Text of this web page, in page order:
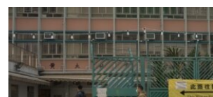
Skip
to
Search
AMERICAS
ASIA
EUROPE
MIDDLE EAST
HUMAN RIGHTS
SECURITY AND DEFENSE
AID AND DEVELOPMENT
DEMOCRACY AND GOVERNANCE
ARCHIVE
ABOUT US
FOLLOW US